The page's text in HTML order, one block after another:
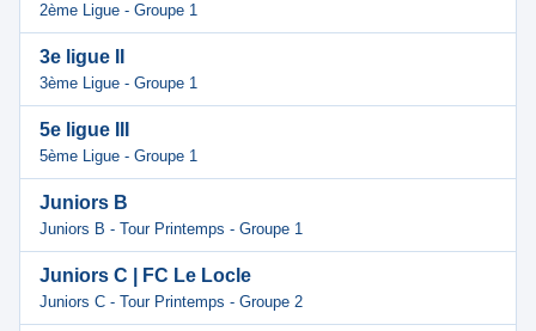
2ème Ligue - Groupe 1
3e ligue II
3ème Ligue - Groupe 1
5e ligue III
5ème Ligue - Groupe 1
Juniors B
Juniors B - Tour Printemps - Groupe 1
Juniors C | FC Le Locle
Juniors C - Tour Printemps - Groupe 2